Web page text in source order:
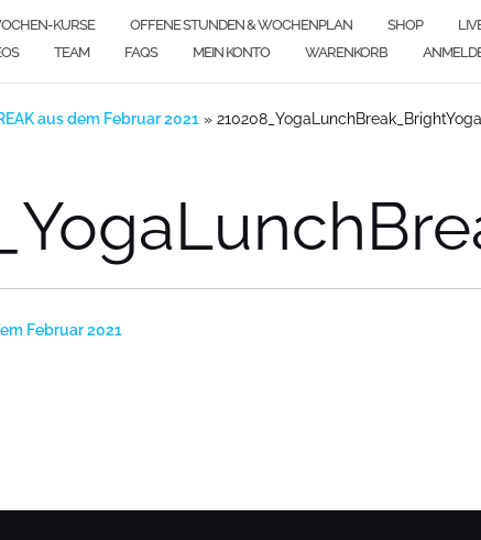
KURSE OFFENE STUNDEN & WOCHENPLAN SHOP
TEAM FAQS MEIN KONTO WARENKORB
aus dem Februar 2021 » 210208_YogaLunchBreak_BrightYoga
Februar 2021